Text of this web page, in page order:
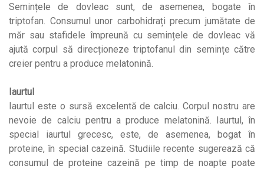
Semințele de dovleac sunt, de asemenea, bogate în
triptofan. Consumul unor carbohidrați precum jumătate de
măr sau stafidele împreună cu semințele de dovleac vă
ajută corpul să direcționeze triptofanul din semințe către
creier pentru a produce melatonină.
Iaurtul
Iaurtul este o sursă excelentă de calciu. Corpul nostru are
nevoie de calciu pentru a produce melatonină. Iaurtul, în
special iaurtul grecesc, este, de asemenea, bogat în
proteine, în special cazeină. Studiile recente sugerează că
consumul de proteine cazeină pe timp de noapte poate